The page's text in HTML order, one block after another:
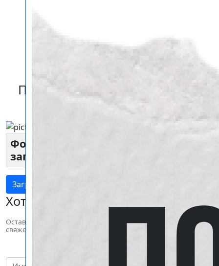
Печать на фотообои в Самаре
Фотообои (текстура по
запросу)
Загрузить файл
Хотите заказать продукцию?
Оставьте свои пожелания и наш менеджер
свяжется с вами